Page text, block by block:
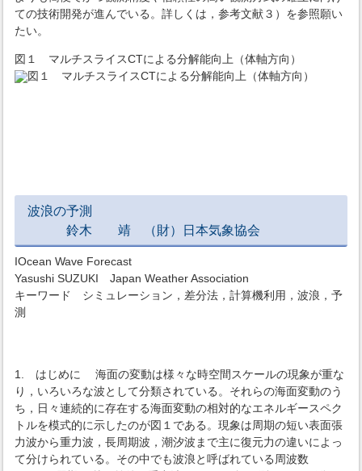
ての技術開発が進んでいる。詳しくは，参考文献３）を参照願い
たい。
図１ マルチスライスCTによる分解能向上（体軸方向）
波浪の予測
鈴木 靖 （財）日本気象協会
IOcean Wave Forecast
Yasushi SUZUKI Japan Weather Association
キーワード シミュレーション，差分法，計算機利用，波浪，予
測
1. はじめに 海面の変動は様々な時空間スケールの現象が重な
り，いろいろな波として分類されている。それらの海面変動のう
ち，日々連続的に存在する海面変動の相対的なエネルギースペク
トルを模式的に示したのが図１である。現象は周期の短い表面張
力波から重力波，長周期波，潮汐波まで主に復元力の違いによっ
て分けられている。その中でも波浪と呼ばれている周波数